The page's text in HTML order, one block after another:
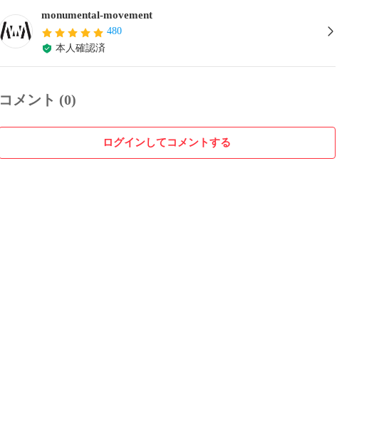
monumental-movement
480
本人確認済
コメント (0)
ログインしてコメントする